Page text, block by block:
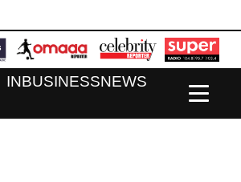
INBUSINESSNEWS